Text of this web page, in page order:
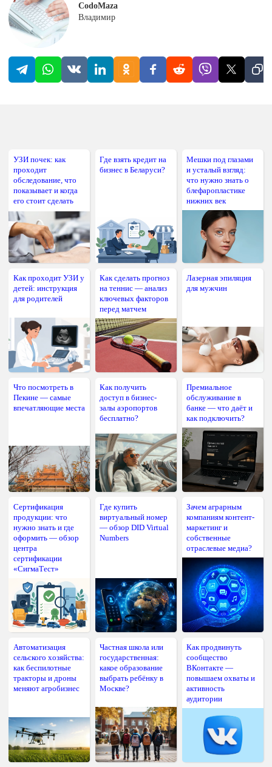
CodoMaza
Владимир
УЗИ почек: как
проходит
обследование, что
показывает и когда
его стоит сделать
Где взять кредит на
бизнес в Беларуси?
Мешки под глазами
и усталый взгляд:
что нужно знать о
блефаропластике
нижних век
Как проходит УЗИ у
детей: инструкция
для родителей
Как сделать прогноз
на теннис — анализ
ключевых факторов
перед матчем
Лазерная эпиляция
для мужчин
Что посмотреть в
Пекине — самые
впечатляющие места
Как получить
доступ в бизнес-
залы аэропортов
бесплатно?
Премиальное
обслуживание в
банке — что даёт и
как подключить?
Сертификация
продукции: что
нужно знать и где
оформить — обзор
центра
сертификации
«СигмаТест»
Где купить
виртуальный номер
— обзор DID Virtual
Numbers
Зачем аграрным
компаниям контент-
маркетинг и
собственные
отраслевые медиа?
Автоматизация
сельского хозяйства:
как беспилотные
тракторы и дроны
меняют агробизнес
Частная школа или
государственная:
какое образование
выбрать ребёнку в
Москве?
Как продвинуть
сообщество
ВКонтакте —
повышаем охваты и
активность
аудитории